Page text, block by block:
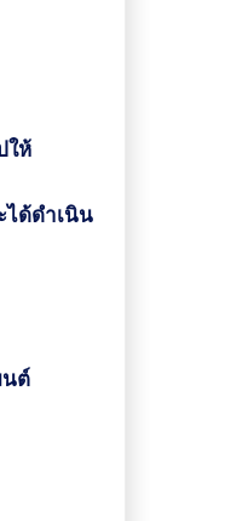
ให้
ได้ดำเนิน
นต์